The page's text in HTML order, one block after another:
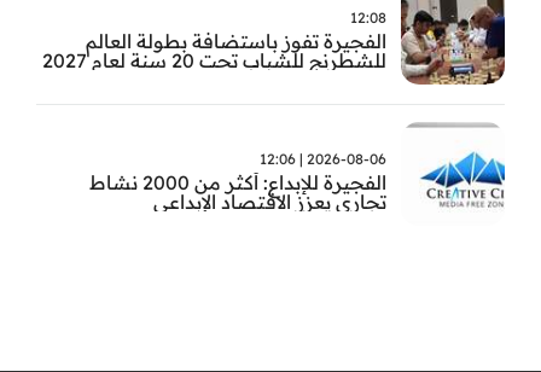
12:08
الفجيرة تفوز باستضافة بطولة العالم
للشطرنج للشباب تحت 20 سنة لعام 2027
2026-08-06 | 12:06
الفجيرة للإبداع: أكثر من 2000 نشاط
تجاري يعزز الاقتصاد الإبداعي